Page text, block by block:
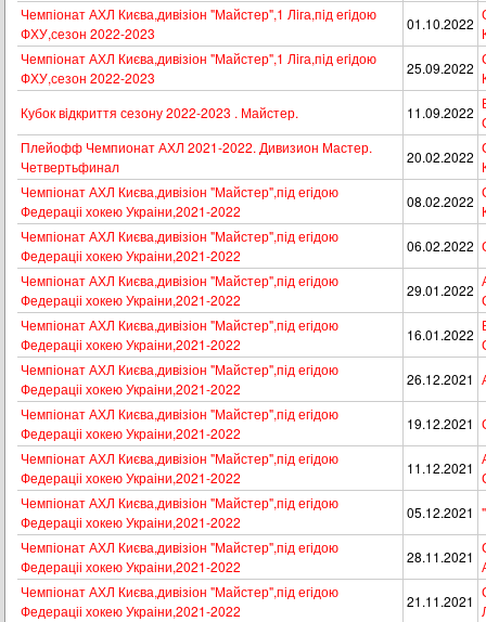
Чемпіонат АХЛ Києва,дивізіон "Майстер",1 Лiга,пiд егiдою
ФХУ,сезон 2022-2023
01.10.2022
Чемпіонат АХЛ Києва,дивізіон "Майстер",1 Лiга,пiд егiдою
ФХУ,сезон 2022-2023
25.09.2022
Кубок вiдкриття сезону 2022-2023 . Майстер.
11.09.2022
Плейофф Чемпионат АХЛ 2021-2022. Дивизион Мастер.
Четвертьфинал
20.02.2022
Чемпіонат АХЛ Києва,дивізіон "Майстер",під егідою
Федераціі хокею Украіни,2021-2022
08.02.2022
Чемпіонат АХЛ Києва,дивізіон "Майстер",під егідою
Федераціі хокею Украіни,2021-2022
06.02.2022
Чемпіонат АХЛ Києва,дивізіон "Майстер",під егідою
Федераціі хокею Украіни,2021-2022
29.01.2022
Чемпіонат АХЛ Києва,дивізіон "Майстер",під егідою
Федераціі хокею Украіни,2021-2022
16.01.2022
Чемпіонат АХЛ Києва,дивізіон "Майстер",під егідою
Федераціі хокею Украіни,2021-2022
26.12.2021
Чемпіонат АХЛ Києва,дивізіон "Майстер",під егідою
Федераціі хокею Украіни,2021-2022
19.12.2021
Чемпіонат АХЛ Києва,дивізіон "Майстер",під егідою
Федераціі хокею Украіни,2021-2022
11.12.2021
Чемпіонат АХЛ Києва,дивізіон "Майстер",під егідою
Федераціі хокею Украіни,2021-2022
05.12.2021
Чемпіонат АХЛ Києва,дивізіон "Майстер",під егідою
Федераціі хокею Украіни,2021-2022
28.11.2021
Чемпіонат АХЛ Києва,дивізіон "Майстер",під егідою
Федераціі хокею Украіни,2021-2022
21.11.2021